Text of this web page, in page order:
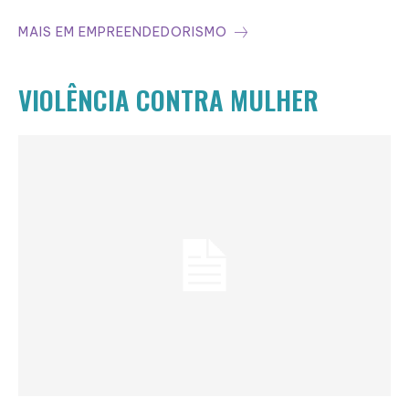
MAIS EM EMPREENDEDORISMO
VIOLÊNCIA CONTRA MULHER